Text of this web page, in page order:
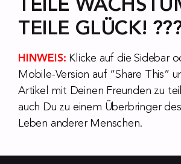
TEILE
TEILE GLÜCK!
HINWEIS: Klicke auf die Sidebar
Mobile-Version auf “Share This”
Artikel mit Deinen Freunden zu
auch Du zu einem Überbringer
Leben anderer Menschen.